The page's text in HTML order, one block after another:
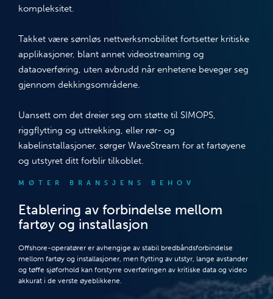
kompleksitet.
Takket være sømløs nettverksmobilitet fortsetter kritiske
applikasjoner, blant annet videostreaming og
dataoverføring, uten avbrudd når enhetene beveger seg
gjennom dekkingsområdene.
Uansett om det dreier seg om støtte til SIMOPS,
riggflytting og uttrekking, eller rør- og
kabelinstallasjoner, sørger WaveStream for at fartøyene
og utstyret ditt forblir tilkoblet.
MØTER BRANSJENS BEHOV
Etablering av forbindelse mellom
fartøy og installasjon
Offshore-operatører er avhengige av stabil bredbåndsforbindelse
mellom fartøy og installasjoner, men flytting av utstyr, lange avstander
og tøffe sjøforhold kan forstyrre overføringen av kritiske data og video
akkurat i de verste øyeblikkene.